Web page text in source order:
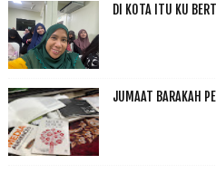
►2018 (195)
►2017(199)
►2016(174)
►2015(199)
► 2014(47)
►2013(53)
►2012(100)
DI KOTA ITU KU
JUMAAT BARAKAH